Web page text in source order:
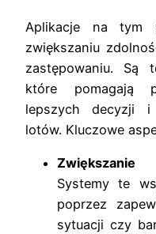
Aplikacje na tym
zwiększaniu
zastępowaniu. Są
które pomagają
lepszych decyzji i
lotów. Kluczowe
Systemy te
poprzez
sytuacji czy